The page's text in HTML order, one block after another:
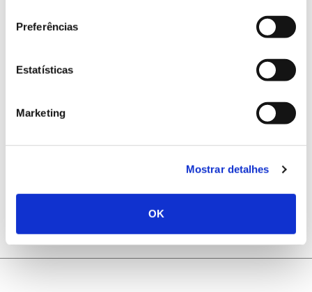
Preferências
Estatísticas
Marketing
Mostrar detalhes
OK
Registar galhas de Trichi em acácia-das-espigas:
cidadãos chamados a ajudar
Natureza e florestas procuram jovens voluntários
no verão 2026